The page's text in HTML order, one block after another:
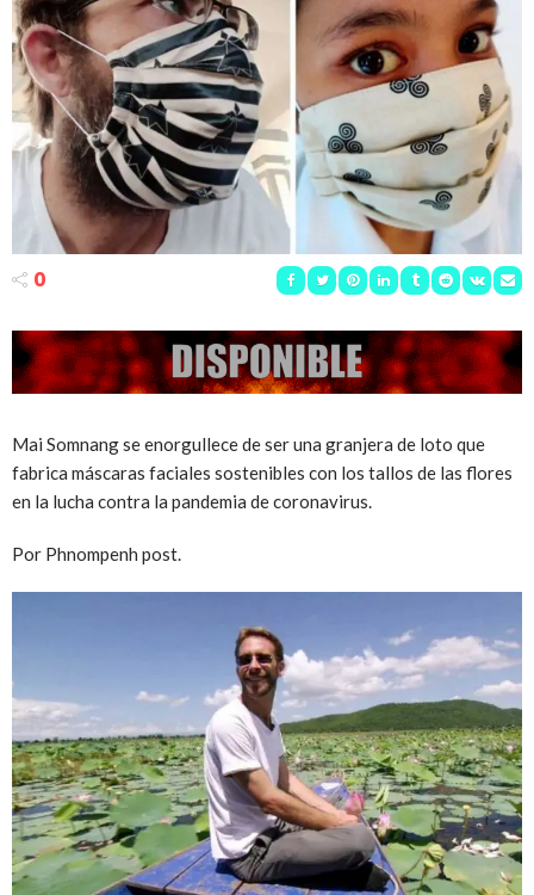
0
Mai Somnang se enorgullece de ser una granjera de loto que
fabrica máscaras faciales sostenibles con los tallos de las flores
en la lucha contra la pandemia de coronavirus.
Por Phnompenh post.